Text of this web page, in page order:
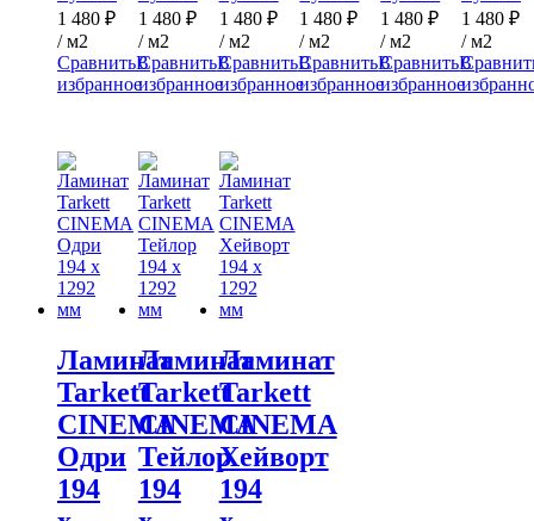
1 480 ₽
/ м2
СравнитьВ
избранное
1 480 ₽
/ м2
СравнитьВ
избранное
1 480 ₽
/ м2
СравнитьВ
избранное
1 480₽
/ м2
СравнитьВ
избранное
1 480₽
/ м2
СравнитьВ
избранное
1 480 ₽
/ м2
Ламинат
Tarkett
CINEMA
Одри
194
Ламинат
Tarkett
CINEMA
Тейлор
194
Ламинат
Tarkett
CINEMA
Хейворт
194